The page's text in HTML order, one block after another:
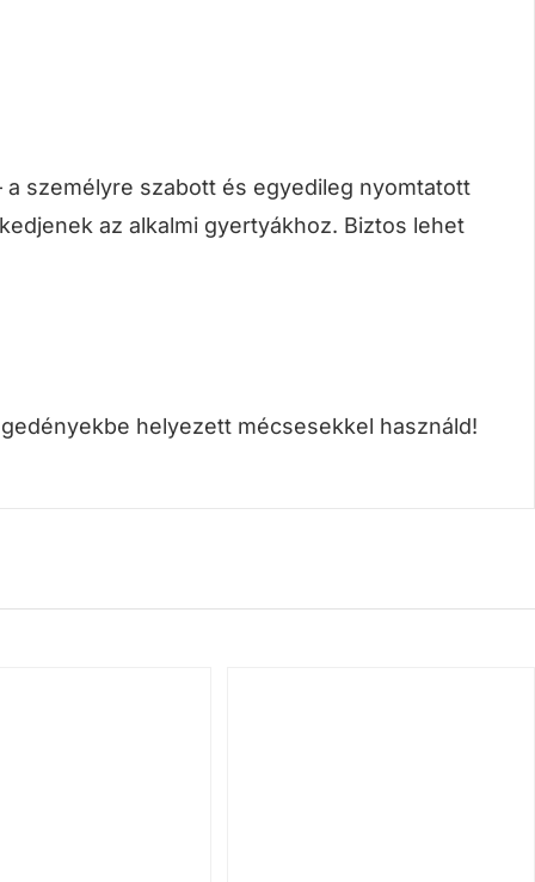
személyre szabott és egyedileg nyomtatott
az alkalmi gyertyákhoz. Biztos lehet
helyezett mécsesekkel használd!